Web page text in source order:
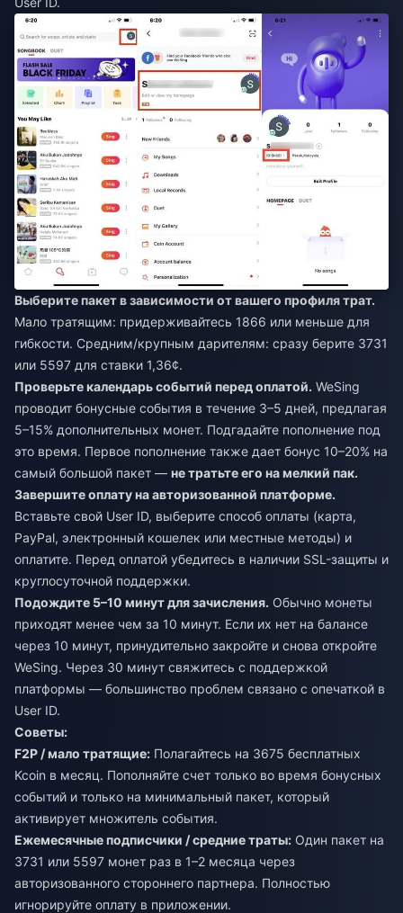
Выберите пакет в зависимости от вашего профиля трат.
Мало тратящим: придерживайтесь 1866 или меньше для
гибкости. Средним/крупным дарителям: сразу берите 3731
или 5597 для ставки 1,36¢.
Проверьте календарь событий перед оплатой. WeSing
проводит бонусные события в течение 3–5 дней, предлагая
5–15% дополнительных монет. Подгадайте пополнение под
это время. Первое пополнение также дает бонус 10–20% на
самый большой пакет — не тратьте его на мелкий пак.
Завершите оплату на авторизованной платформе.
Вставьте свой User ID, выберите способ оплаты (карта,
PayPal, электронный кошелек или местные методы) и
оплатите. Перед оплатой убедитесь в наличии SSL-защиты и
круглосуточной поддержки.
Подождите 5–10 минут для зачисления. Обычно монеты
приходят менее чем за 10 минут. Если их нет на балансе
через 10 минут, принудительно закройте и снова откройте
WeSing. Через 30 минут свяжитесь с поддержкой
платформы — большинство проблем связано с опечаткой в
User ID.
Советы:
F2P / мало тратящие: Полагайтесь на 3675 бесплатных
Kcoin в месяц. Пополняйте счет только во время бонусных
событий и только на минимальный пакет, который
активирует множитель события.
Ежемесячные подписчики / средние траты: Один пакет на
3731 или 5597 монет раз в 1–2 месяца через
авторизованного стороннего партнера. Полностью
игнорируйте оплату в приложении.